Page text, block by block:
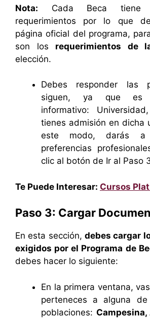
Nota: Cada Beca tiene
requerimientos por lo que
página oficial del programa,
son los requerimientos de
elección.
Debes responder las
siguen, ya que es
informativo:
tienes admisión en dicha
este modo, darás a
preferencias
clic al botón de Ir al Paso
Te Puede Interesar: Cursos
Paso 3: Cargar
En esta sección, debes cargar
exigidos por el Programa de
debes hacer lo siguiente:
En la primera ventana,
perteneces a alguna
poblaciones: